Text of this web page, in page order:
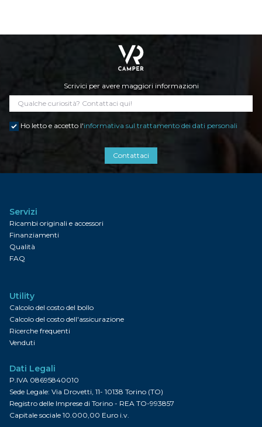
Scrivici per avere maggiori informazioni
Ho letto e accetto l'informativa sul trattamento dei dati personali
Contattaci
Servizi
Ricambi originali e accessori
Finanziamenti
Qualità
FAQ
Utility
Calcolo del costo del bollo
Calcolo del costo dell'assicurazione
Ricerche frequenti
Venduti
Dati Legali
P.IVA 08695840010
Sede Legale: Via Drovetti, 11- 10138 Torino (TO)
Registro delle Imprese di Torino - REA TO-993857
Capitale sociale 10.000,00 Euro i.v.